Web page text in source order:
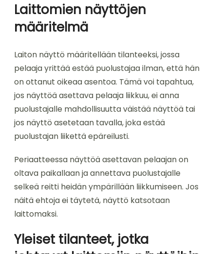
Laittomien näyttöjen
määritelmä
Laiton näyttö määritellään tilanteeksi, jossa
pelaaja yrittää estää puolustajaa ilman, että hän
on ottanut oikeaa asentoa. Tämä voi tapahtua,
jos näyttöä asettava pelaaja liikkuu, ei anna
puolustajalle mahdollisuutta väistää näyttöä tai
jos näyttö asetetaan tavalla, joka estää
puolustajan liikettä epäreilusti.
Periaatteessa näyttöä asettavan pelaajan on
oltava paikallaan ja annettava puolustajalle
selkeä reitti heidän ympärillään liikkumiseen. Jos
näitä ehtoja ei täytetä, näyttö katsotaan
laittomaksi.
Yleiset tilanteet, jotka